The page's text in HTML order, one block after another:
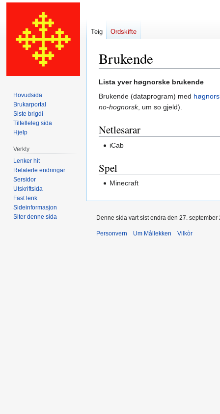
Brukende
Hopp
til
navigering
Hopp
til
Lista yver høgnorske brukende
Brukende (dataprogram) med
no-hognorsk, um so gjeld).
Netlesarar
iCab
Spel
Minecraft
Teig Ordskifte
Hovudsida
Brukarportal
Siste brigdi
Tilfelleleg sida
Hjelp
Verkty
Lenker hit
Relaterte endringar
Sersidor
Utskriftsida
Fast lenk
Sideinformasjon
Siter denne sida
Denne sida vart sist endra den 27. september
Personvern Um Mållekken Vilkòr